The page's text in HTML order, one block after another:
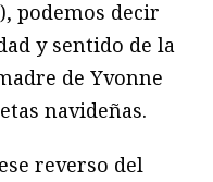
podemos decir
y sentido de la
de Yvonne
navideñas.
reverso del